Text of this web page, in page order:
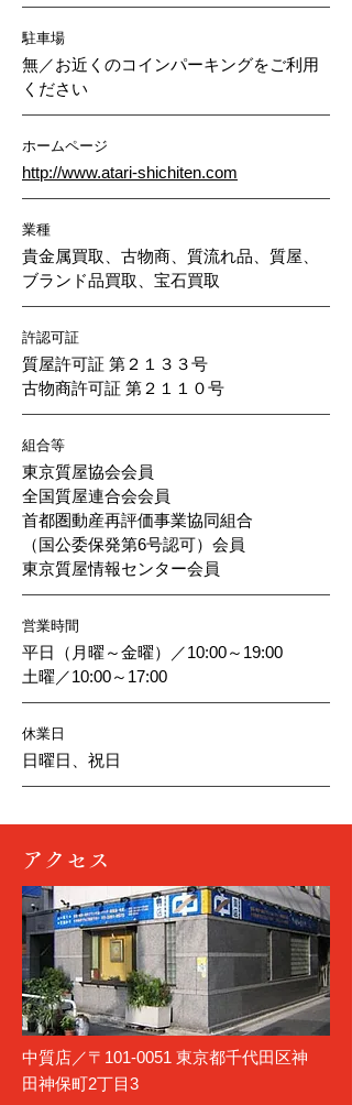
駐車場
無／お近くのコインパーキングをご利用
ください
ホームページ
http://www.atari-shichiten.com
業種
貴金属買取、古物商、質流れ品、質屋、
ブランド品買取、宝石買取
許認可証
質屋許可証 第２１３３号
古物商許可証 第２１１０号
​組合等
東京質屋協会会員
全国質屋連合会会員
首都圏動産再評価事業協同組合
（国公委保発第6号認可）会員
東京質屋情報センター会員
営業時間
平日（月曜～金曜）／10:00～19:00
土曜／10:00～17:00
休業日
日曜日、祝日
アクセス
中質店／〒101-0051 東京都千代田区神
田神保町2丁目3